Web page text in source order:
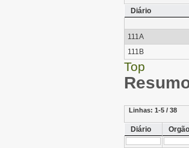
Diário
111A
111B
Top
Linhas: 1-5 / 38
Diário Orgão